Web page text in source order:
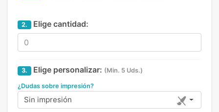
2. Elige cantidad:
3. Elige personalizar: (Min. 5 Uds.)
¿Dudas sobre impresión?
Sin impresión